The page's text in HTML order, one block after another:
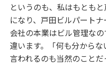
というのも、私はもとも
になり、戸田ビルパート
会社の本業はビル管理な
違います。「何も分から
言われるのも当然のことだ